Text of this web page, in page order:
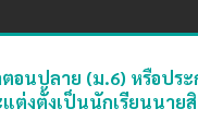
นปลาย (ม.6) หรือปร
ต่งตั้งเป็นนักเรียนนาย